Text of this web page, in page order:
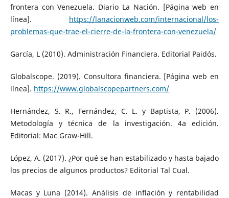
frontera con Venezuela. Diario La Nación. [Página web en
línea]. https://lanacionweb.com/internacional/los-
problemas-que-trae-el-cierre-de-la-frontera-con-venezuela/
García, L (2010). Administración Financiera. Editorial Paidós.
Globalscope. (2019). Consultora financiera. [Página web en
línea]. https://www.globalscopepartners.com/
Hernández, S. R., Fernández, C. L. y Baptista, P. (2006).
Metodología y técnica de la investigación. 4a edición.
Editorial: Mac Graw-Hill.
López, A. (2017). ¿Por qué se han estabilizado y hasta bajado
los precios de algunos productos? Editorial Tal Cual.
Macas y Luna (2014). Análisis de inflación y rentabilidad